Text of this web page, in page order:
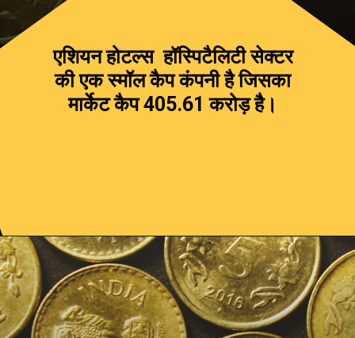
एशियन होटल्स हॉस्पिटैलिटी सेक्टर
की एक स्मॉल कैप कंपनी है जिसका
मार्केट कैप ₹405.61 करोड़ हैै।